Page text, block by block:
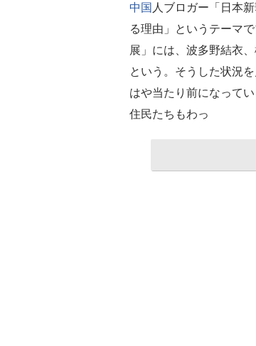
中国 人ブロガー「日本
る理由」というテーマ
展」には、波多野結衣
という。そうした状況
はや当たり前になって
住民たちもわっ